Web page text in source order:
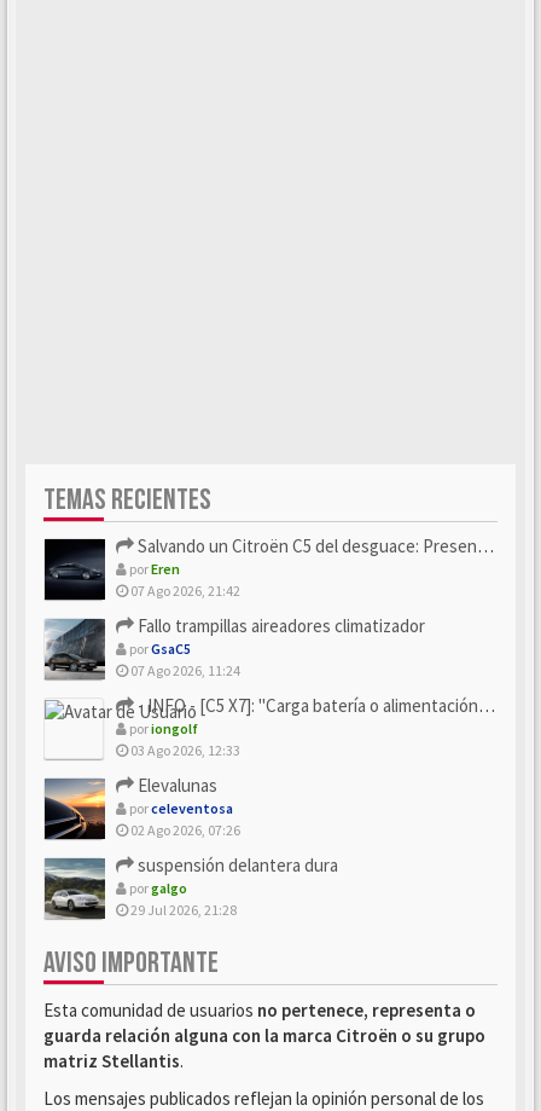
TEMAS RECIENTES
Salvando un Citroën C5 del desguace: Presentación y seguimiento
porEren
07 Ago 2026, 21:42
Fallo trampillas aireadores climatizador
porGsaC5
07 Ago 2026, 11:24
- INFO - [C5 X7]: "Carga batería o alimentación eléctri...
poriongolf
03 Ago 2026, 12:33
Elevalunas
porceleventosa
02 Ago 2026, 07:26
suspensión delantera dura
porgalgo
29 Jul 2026, 21:28
AVISO IMPORTANTE
Esta comunidad de usuarios no pertenece, representa o
guarda relación alguna con la marca Citroën o su grupo
matriz Stellantis.
Los mensajes publicados reflejan la opinión personal de los